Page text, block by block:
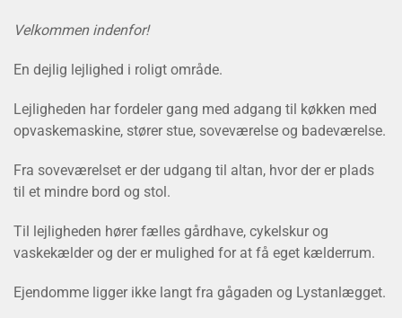
Velkommen indenfor!
En dejlig lejlighed i roligt område.
Lejligheden har fordeler gang med adgang til køkken med
opvaskemaskine, stører stue, soveværelse og badeværelse.
Fra soveværelset er der udgang til altan, hvor der er plads
til et mindre bord og stol.
Til lejligheden hører fælles gårdhave, cykelskur og
vaskekælder og der er mulighed for at få eget kælderrum.
Ejendomme ligger ikke langt fra gågaden og Lystanlægget.